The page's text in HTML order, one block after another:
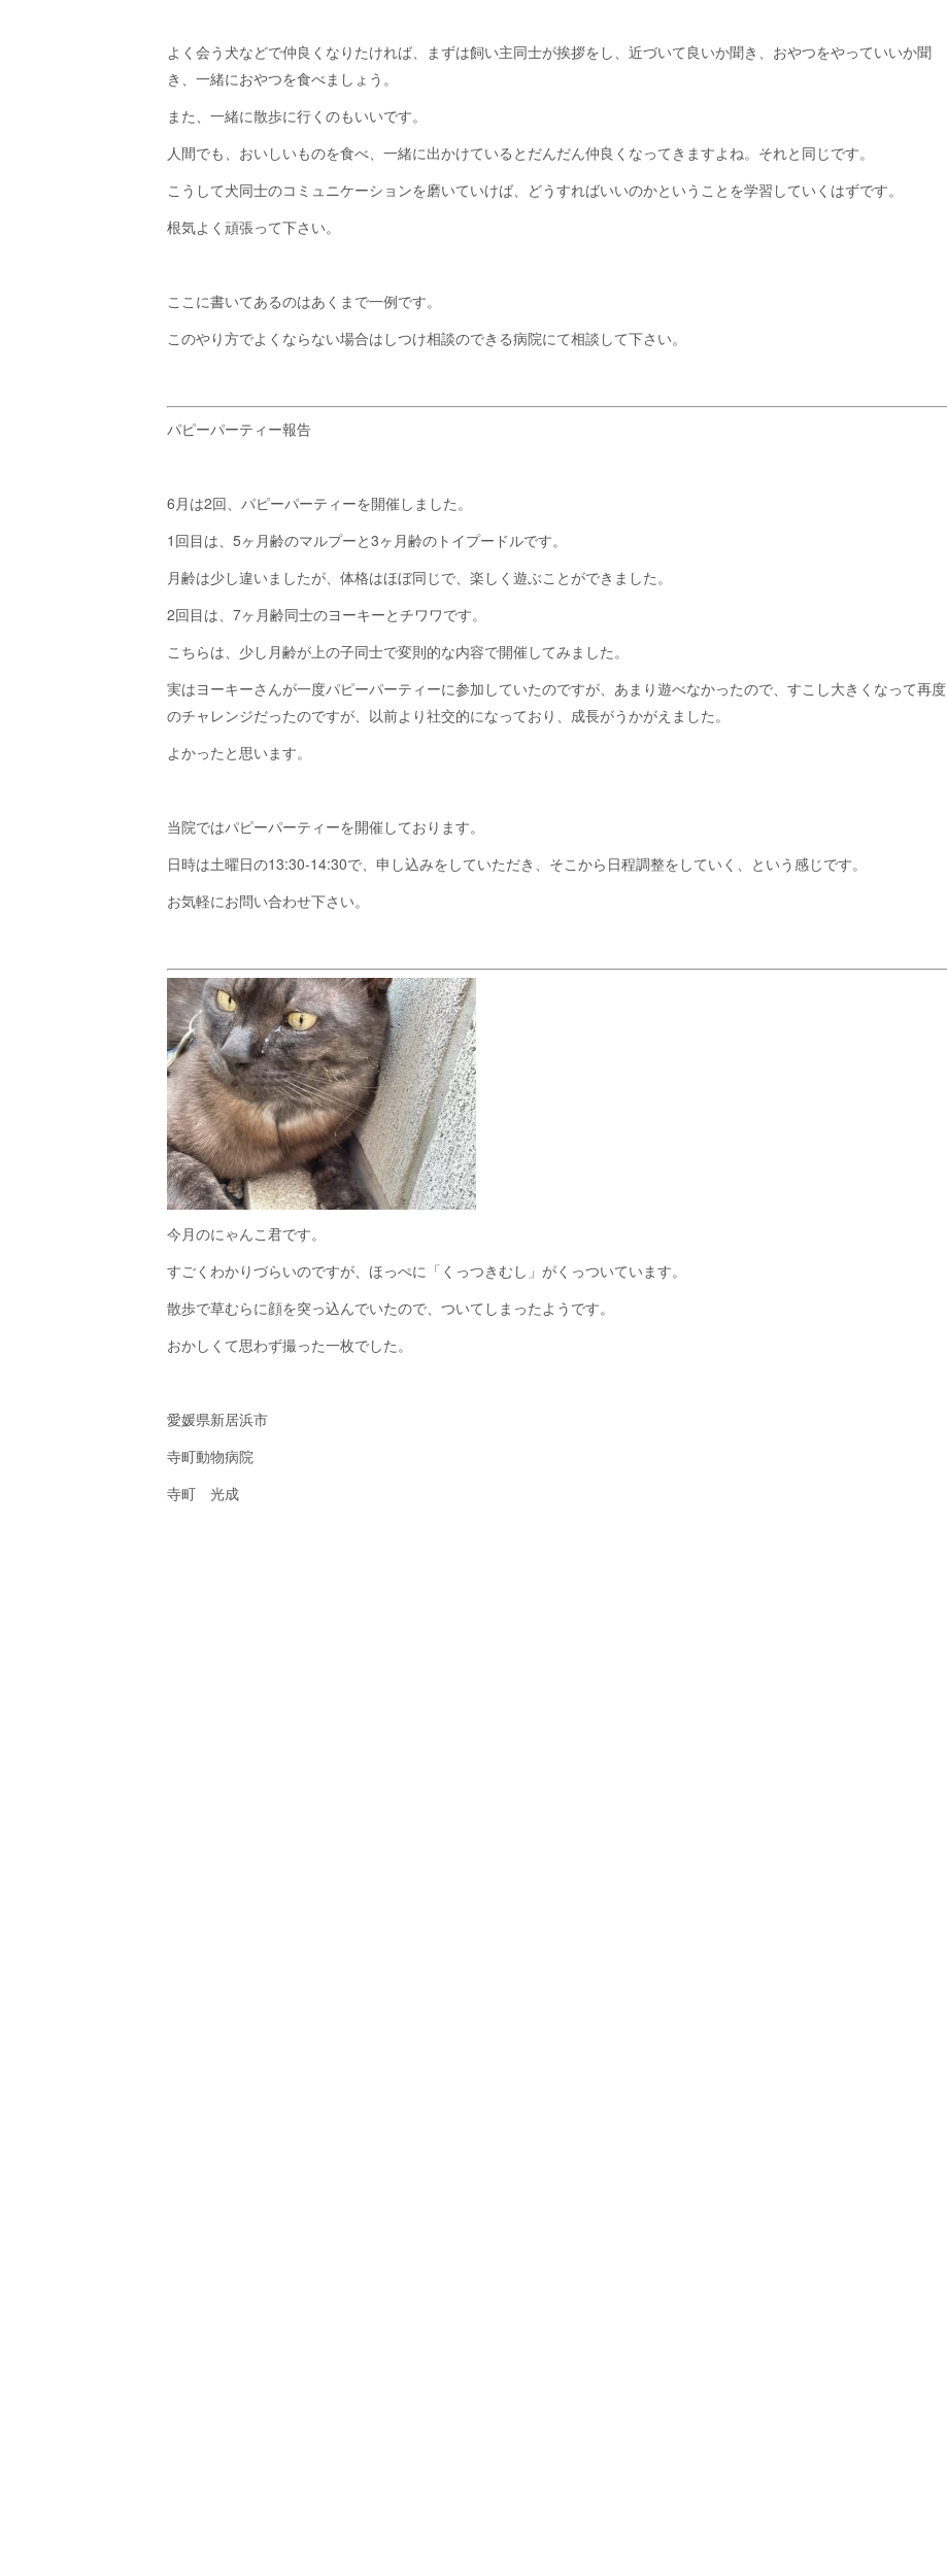
よく会う犬などで仲良くなりたければ、まずは飼い主同士が挨拶をし、近づいて良いか聞き、おやつをやっていいか聞
き、一緒におやつを食べましょう。
また、一緒に散歩に行くのもいいです。
人間でも、おいしいものを食べ、一緒に出かけているとだんだん仲良くなってきますよね。それと同じです。
こうして犬同士のコミュニケーションを磨いていけば、どうすればいいのかということを学習していくはずです。
根気よく頑張って下さい。
ここに書いてあるのはあくまで一例です。
このやり方でよくならない場合はしつけ相談のできる病院にて相談して下さい。
パピーパーティー報告
6月は2回、パピーパーティーを開催しました。
1回目は、5ヶ月齢のマルプーと3ヶ月齢のトイプードルです。
月齢は少し違いましたが、体格はほぼ同じで、楽しく遊ぶことができました。
2回目は、7ヶ月齢同士のヨーキーとチワワです。
こちらは、少し月齢が上の子同士で変則的な内容で開催してみました。
実はヨーキーさんが一度パピーパーティーに参加していたのですが、あまり遊べなかったので、すこし大きくなって再度
のチャレンジだったのですが、以前より社交的になっており、成長がうかがえました。
よかったと思います。
当院ではパピーパーティーを開催しております。
日時は土曜日の13:30-14:30で、申し込みをしていただき、そこから日程調整をしていく、という感じです。
お気軽にお問い合わせ下さい。
今月のにゃんこ君です。
すごくわかりづらいのですが、ほっぺに「くっつきむし」がくっついています。
散歩で草むらに顔を突っ込んでいたので、ついてしまったようです。
おかしくて思わず撮った一枚でした。
愛媛県新居浜市
寺町動物病院
寺町 光成